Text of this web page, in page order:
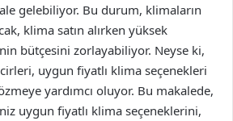
gelebiliyor. Bu durum, klimaların
klima satın alırken yüksek
bütçesini zorlayabiliyor. Neyse ki,
uygun fiyatlı klima seçenekleri
yardımcı oluyor. Bu makalede,
uygun fiyatlı klima seçeneklerini,